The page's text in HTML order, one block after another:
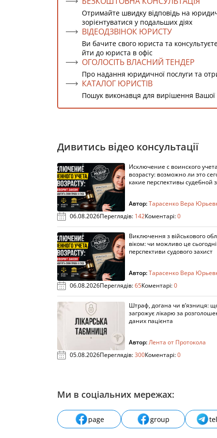
Отримайте швидку відповідь на
зорієнтуватися у подальших діях
ВІДЕОДЗВІНОК ЮРИСТУ
Ви бачите свого юриста та
йти до юриста в офіс
ОГОЛОСІТЬ ВЛАСНИЙ ТЕНДЕР
Про надання юридичної послуги та
КАТАЛОГ ЮРИСТІВ
Пошук виконавця для вирішення
Дивитись відео консультації
Исключение с воинского
возрасту: возможно ли это
какие перспективы судебной
Автор:Тарасенко Вера
06.08.2026Переглядів: 142Коментарі:0
Виключення з військового
віком: чи можливо це сьогодні
перспективи судового захист
Автор:Тарасенко Вера
06.08.2026Переглядів:65Коментарі:0
Штраф, догана чи в’язниця:
загрожує лікарю за
даних пацієнта
Автор:Лента от Протокола
05.08.2026Переглядів:300Коментарі:0
Ми в соціальних мережах:
page group